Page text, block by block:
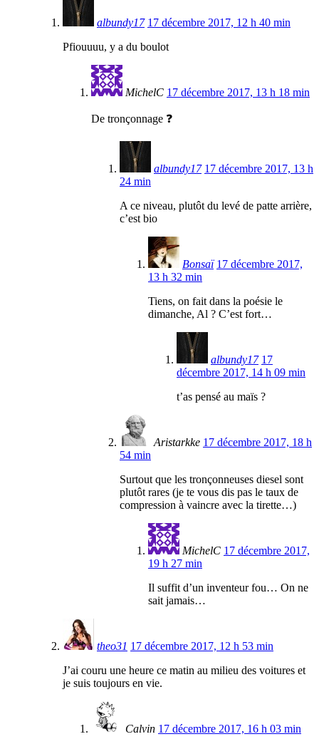
albundy17 17 décembre 2017, 12 h 40 min
Pfiouuuu, y a du boulot
MichelC 17 décembre 2017, 13 h 18 min
De tronçonnage ❓
albundy17 17 décembre 2017, 13 h
24 min
A ce niveau, plutôt du levé de patte arrière,
c’est bio
Bonsaï 17 décembre 2017,
13 h 32 min
Tiens, on fait dans la poésie le
dimanche, Al ? C’est fort…
albundy17 17
décembre 2017, 14 h 09 min
t’as pensé au maïs ?
Aristarkke 17 décembre 2017, 18 h
54 min
Surtout que les tronçonneuses diesel sont
plutôt rares (je te vous dis pas le taux de
compression à vaincre avec la tirette…)
MichelC 17 décembre 2017,
19 h 27 min
Il suffit d’un inventeur fou… On ne
sait jamais…
theo31 17 décembre 2017, 12 h 53 min
J’ai couru une heure ce matin au milieu des voitures et
je suis toujours en vie.
Calvin 17 décembre 2017, 16 h 03 min